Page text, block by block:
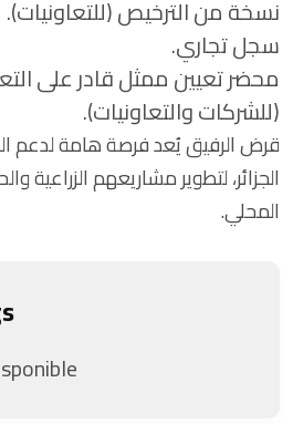
نسخة من الترخيص (للتعاونيات).
سجل تجاري.
محضر تعيين ممثل قادر على
(للشركات والتعاونيات).
قرض الرفيق يُعد فرصة هامة لدعم
الجزائر، لتطوير مشاريعهم الزراعية
المحلي.